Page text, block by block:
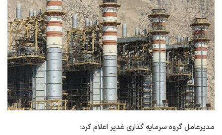
مدیرعامل گروه سرمایه گذاری غدیر اعلام کرد: